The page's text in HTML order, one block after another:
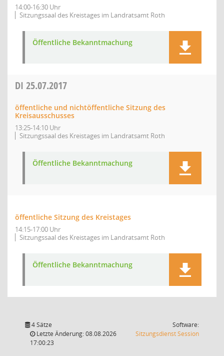
14:00-16:30 Uhr
Sitzungssaal des Kreistages im Landratsamt Roth
Öffentliche Bekanntmachung
DI 25.07.2017
öffentliche und nichtöffentliche Sitzung des
Kreisausschusses
13:25-14:10 Uhr
Sitzungssaal des Kreistages im Landratsamt Roth
Öffentliche Bekanntmachung
öffentliche Sitzung des Kreistages
14:15-17:00 Uhr
Sitzungssaal des Kreistages im Landratsamt Roth
Öffentliche Bekanntmachung
4 Sätze
Letzte Änderung: 08.08.2026
17:00:23
Software:
SitzungsdienstSession(Wird in